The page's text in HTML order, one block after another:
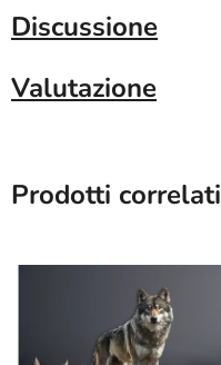
Discussione
Valutazione
Prodotti correlati